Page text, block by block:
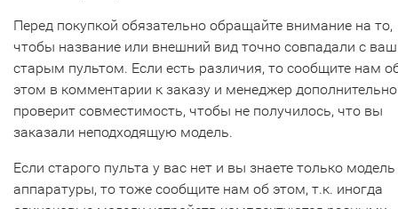
Перед покупкой обязательно обращайте внимание на то,
чтобы название или внешний вид точно совпадали с
старым пультом. Если есть различия, то сообщите нам
этом в комментарии к заказу и менеджер дополнительно
проверит совместимость, чтобы не получилось, что вы
заказали неподходящую модель.
Если старого пульта у вас нет и вы знаете только модель
аппаратуры, то тоже сообщите нам об этом, т.к. иногда